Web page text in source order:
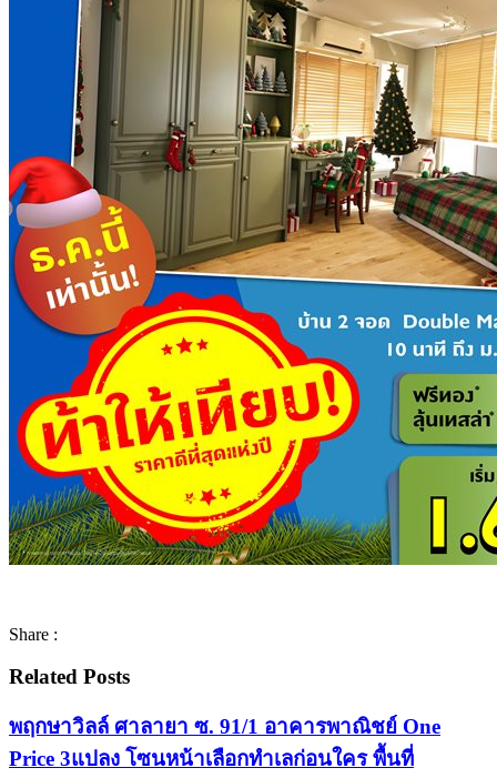
Share :
Related Posts
พฤกษาวิลล์ ศาลายา ซ. 91/1 อาคารพาณิชย์ One
Price 3แปลง โซนหน้าเลือกทำเลก่อนใคร พื้นที่